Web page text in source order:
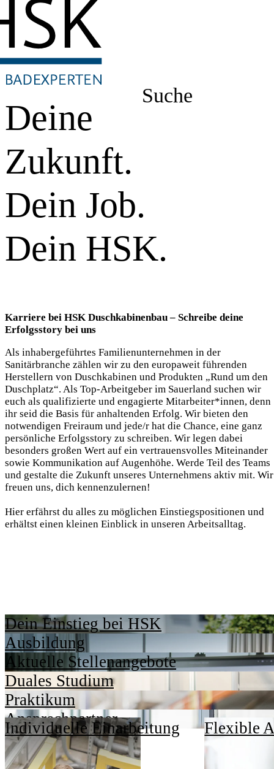
Suche
Deine
Zukunft.
Dein Job.
Dein HSK.
Karriere bei HSK Duschkabinenbau – Schreibe deine
Erfolgsstory bei uns
Als inhabergeführtes Familienunternehmen in der
Sanitärbranche zählen wir zu den europaweit führenden
Herstellern von Duschkabinen und Produkten „Rund um den
Duschplatz“. Als Top-Arbeitgeber im Sauerland suchen wir
euch als qualifizierte und engagierte Mitarbeiter*innen, denn
ihr seid die Basis für anhaltenden Erfolg. Wir bieten den
notwendigen Freiraum und jede/r hat die Chance, eine ganz
persönliche Erfolgsstory zu schreiben. Wir legen dabei
besonders großen Wert auf ein vertrauensvolles Miteinander
sowie Kommunikation auf Augenhöhe. Werde Teil des Teams
und gestalte die Zukunft unseres Unternehmens aktiv mit. Wir
freuen uns, dich kennenzulernen!
Hier erfährst du alles zu möglichen Einstiegspositionen und
erhältst einen kleinen Einblick in unseren Arbeitsalltag.
Dein Einstieg bei HSK
Ausbildung
Aktuelle Stellenangebote
Duales Studium
Praktikum
Ansprechpartner
Individuelle Einarbeitung Flexible